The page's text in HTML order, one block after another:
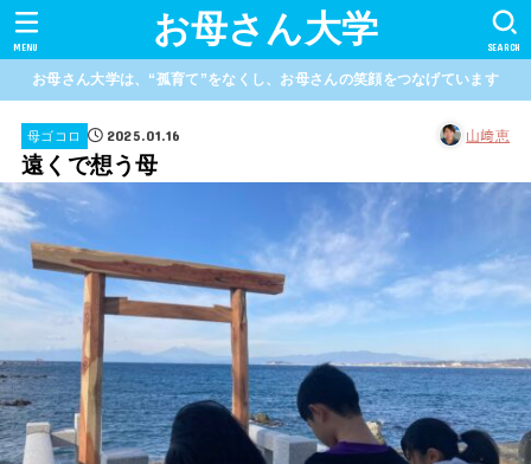
お母さん大学 SEARCH
MENU
お母さん大学は、“孤育て”をなくし、お母さんの笑顔をつなげています
母ゴコロ 2025.01.16 山﨑恵
遠くで想う母